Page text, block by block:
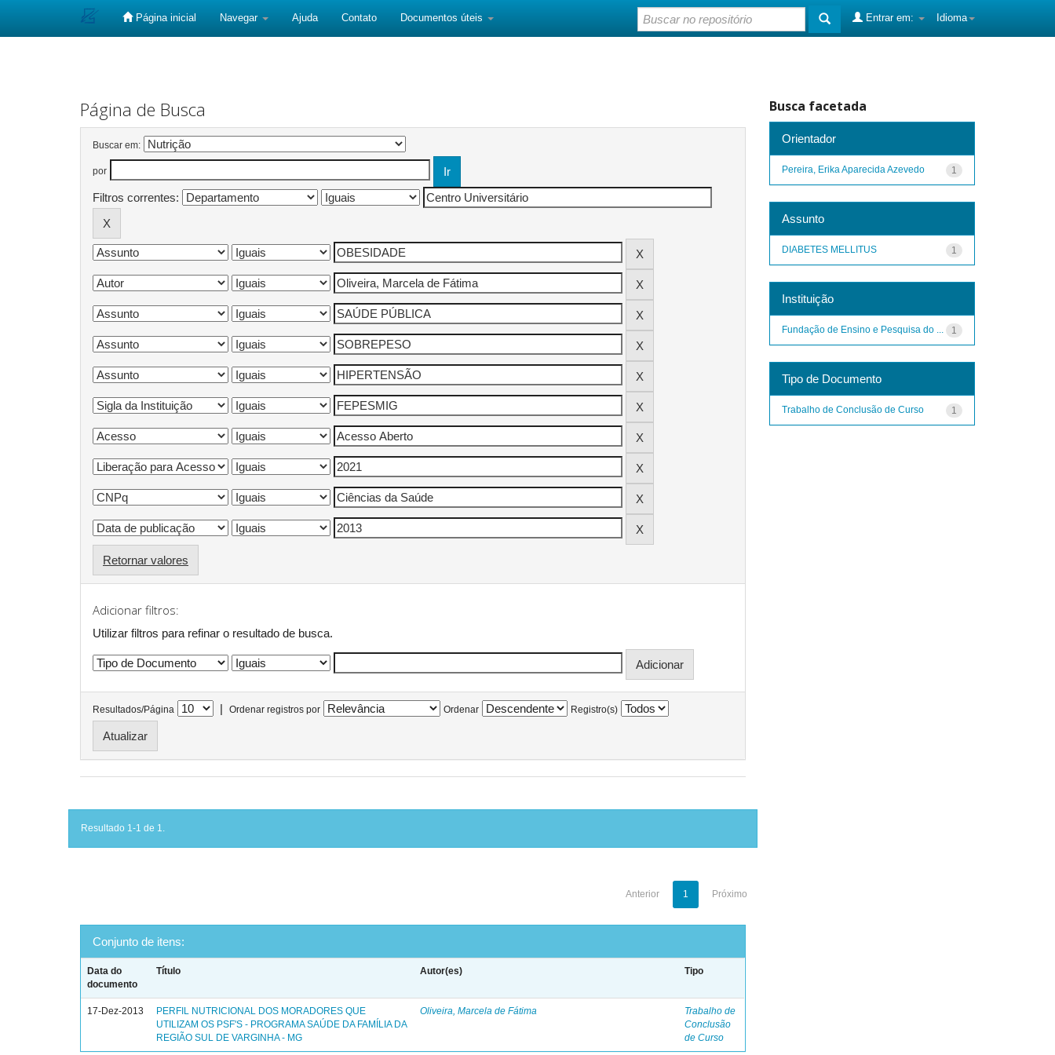
Página inicial Navegar Ajuda Contato Documentos úteis Idioma
Entrar em:
Página de Busca
Buscar em:
por
Filtros correntes:
Retornar valores
Adicionar filtros:
Utilizar filtros para refinar o resultado de busca.
Resultados/Página | Ordenar registros por Ordenar Registro(s)
Resultado 1-1 de 1.
Anterior 1 Próximo
Conjunto de itens:
Data do
documento
Título Autor(es) Tipo
17-Dez-2013
PERFIL NUTRICIONAL DOS MORADORES QUE
UTILIZAM OS PSF'S - PROGRAMA SAÚDE DA FAMÍLIA DA
REGIÃO SUL DE VARGINHA - MG
Oliveira, Marcela de Fátima
Trabalho de
Conclusão
de Curso
Busca facetada
Orientador
1
Pereira, Erika Aparecida Azevedo
Assunto
1
DIABETES MELLITUS
Instituição
1
Fundação de Ensino e Pesquisa do ...
Tipo de Documento
1
Trabalho de Conclusão de Curso